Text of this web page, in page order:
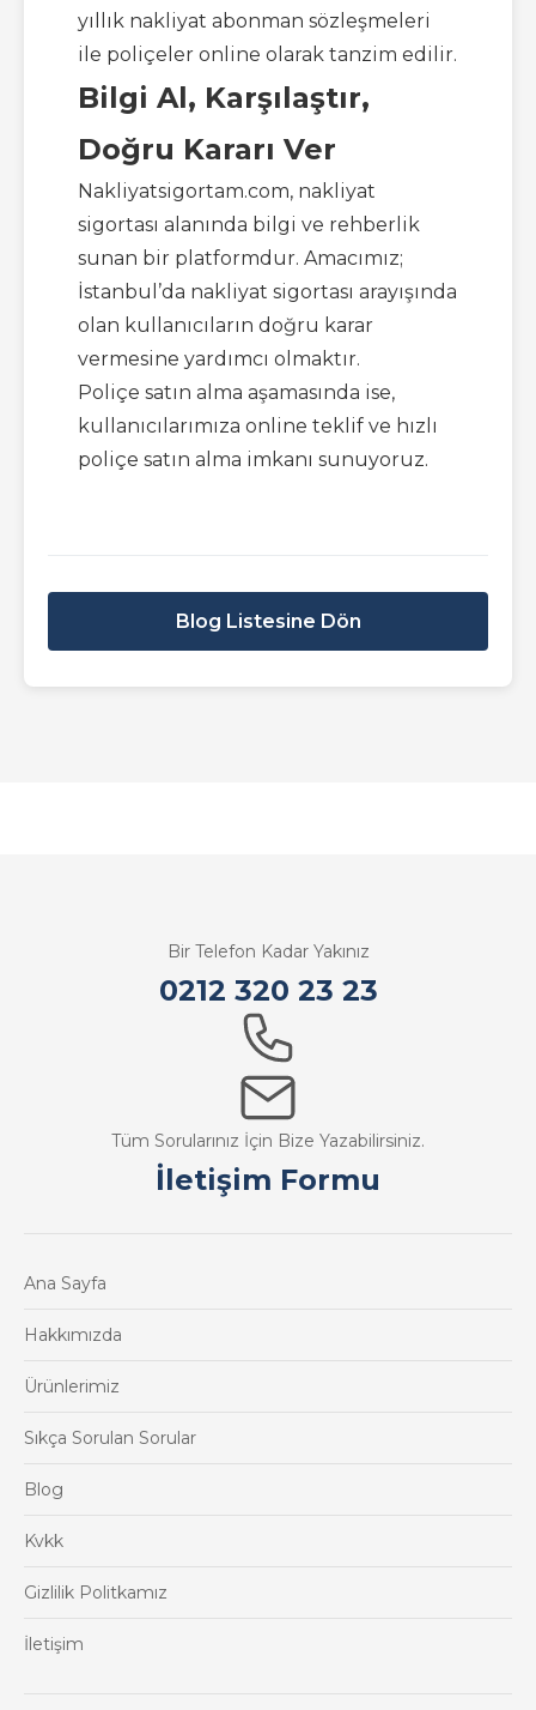
yıllık nakliyat abonman sözleşmeleri
ile poliçeler online olarak tanzim edilir.
Bilgi Al, Karşılaştır,
Doğru Kararı Ver
Nakliyatsigortam.com, nakliyat
sigortası alanında bilgi ve rehberlik
sunan bir platformdur. Amacımız;
İstanbul’da nakliyat sigortası arayışında
olan kullanıcıların doğru karar
vermesine yardımcı olmaktır.
Poliçe satın alma aşamasında ise,
kullanıcılarımıza online teklif ve hızlı
poliçe satın alma imkanı sunuyoruz.
Blog Listesine Dön
Bir Telefon Kadar Yakınız
0212 320 23 23
Tüm Sorularınız İçin Bize Yazabilirsiniz.
İletişim Formu
Ana Sayfa
Hakkımızda
Ürünlerimiz
Sıkça Sorulan Sorular
Blog
Kvkk
Gizlilik Politkamız
İletişim